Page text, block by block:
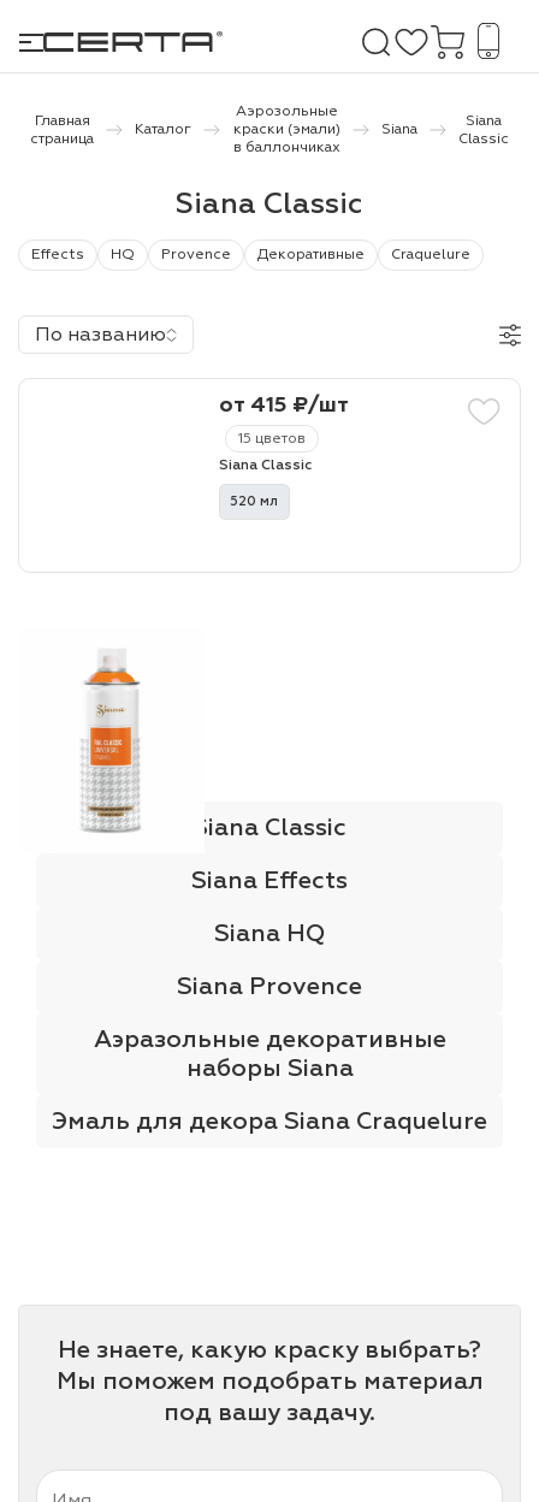
и дачи
бетону,
Главная
страница
Каталог
Аэрозольные
краски (эмали)
в баллончиках
Siana
Siana
Classic
Siana Classic
Effects HQ Provence Декоративные Craquelure
По названию
15 цветов
от 415 ₽/шт
Siana Classic
520 мл
Siana Classic
Siana Effects
Siana HQ
Siana Provence
Аэразольные декоративные
наборы Siana
Эмаль для декора Siana Craquelure
Не знаете, какую краску выбрать?
Мы поможем подобрать материал
под вашу задачу.